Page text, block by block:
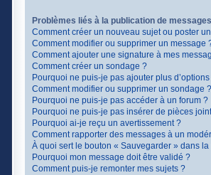
Problèmes liés à la publication de messages
Comment créer un nouveau sujet ou poster
Comment modifier ou supprimer un message
Comment ajouter une signature à mes
Comment créer un sondage ?
Pourquoi ne puis-je pas ajouter plus
Comment modifier ou supprimer un sondage ?
Pourquoi ne puis-je pas accéder à un forum ?
Pourquoi ne puis-je pas insérer de pièces
Pourquoi ai-je reçu un avertissement ?
Comment rapporter des messages à un
À quoi sert le bouton « Sauvegarder » dans
Pourquoi mon message doit être validé ?
Comment puis-je remonter mes sujets ?